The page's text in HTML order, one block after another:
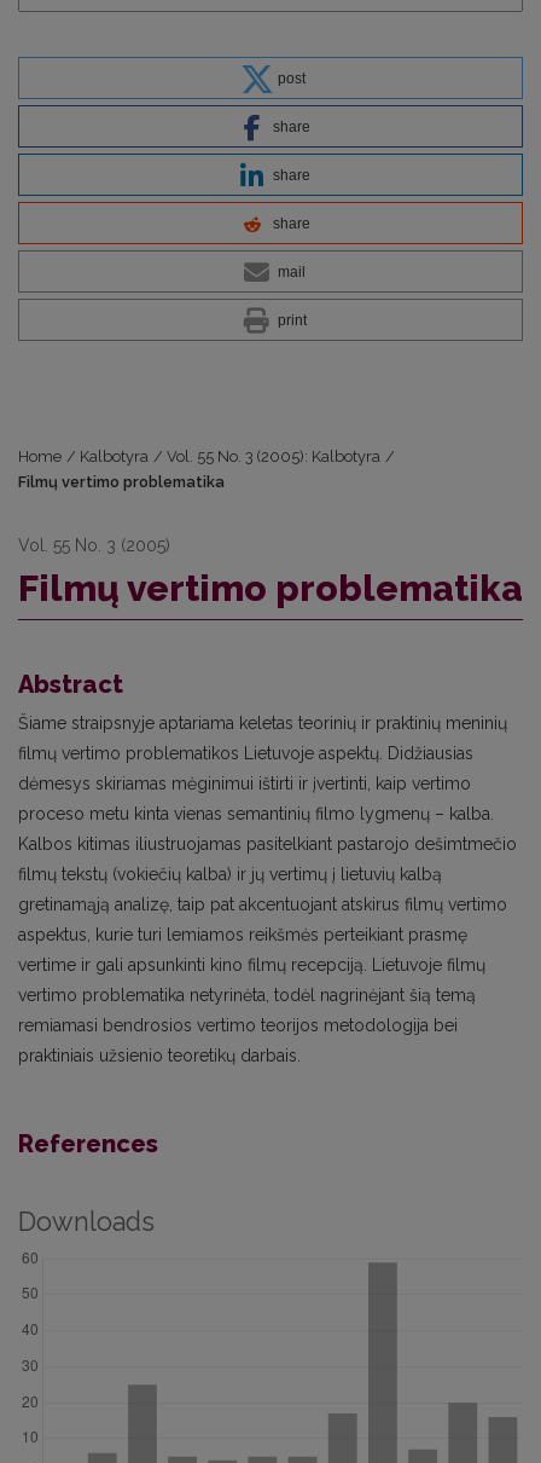
post
share
share
share
mail
print
Home / Kalbotyra / Vol. 55 No. 3 (2005): Kalbotyra /
Filmų vertimo problematika
Vol. 55 No. 3 (2005)
Filmų vertimo problematika
Abstract
Šiame straipsnyje aptariama keletas teorinių ir praktinių meninių
filmų vertimo problematikos Lietuvoje aspektų. Didžiausias
dėmesys skiriamas mėginimui ištirti ir įvertinti, kaip vertimo
proceso metu kinta vienas semantinių filmo lygmenų – kalba.
Kalbos kitimas iliustruojamas pasitelkiant pastarojo dešimtmečio
filmų tekstų (vokiečių kalba) ir jų vertimų į lietuvių kalbą
gretinamąją analizę, taip pat akcentuojant atskirus filmų vertimo
aspektus, kurie turi lemiamos reikšmės perteikiant prasmę
vertime ir gali apsunkinti kino filmų recepciją. Lietuvoje filmų
vertimo problematika netyrinėta, todėl nagrinėjant šią temą
remiamasi bendrosios vertimo teorijos metodologija bei
praktiniais užsienio teoretikų darbais.
References
Downloads